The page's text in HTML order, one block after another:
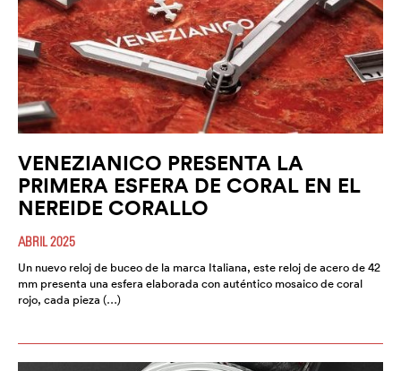
VENEZIANICO PRESENTA LA
PRIMERA ESFERA DE CORAL EN EL
NEREIDE CORALLO
ABRIL 2025
Un nuevo reloj de buceo de la marca Italiana, este reloj de acero de 42
mm presenta una esfera elaborada con auténtico mosaico de coral
rojo, cada pieza (…)